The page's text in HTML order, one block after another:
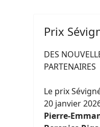
Prix
DES
PARTENAIRES
Le prix
20 janvier
Pierre-